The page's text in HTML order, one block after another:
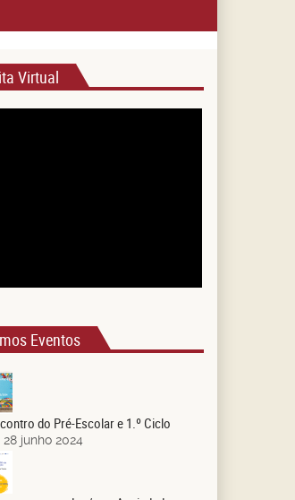
Virtual
Eventos
do Pré-Escolar e 1.º Ciclo
28 junho 2024